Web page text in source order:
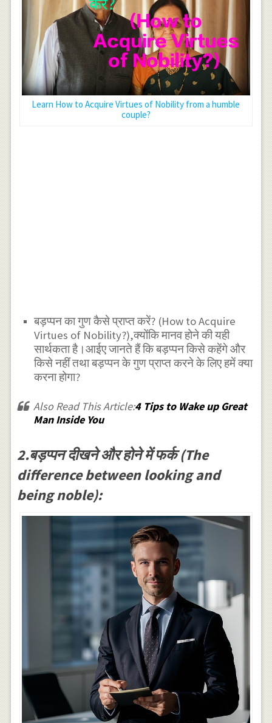
Learn How to Acquire Virtues of Nobility from a humble
couple?
बड़प्पन का गुण कैसे प्राप्त करें? (How to Acquire
Virtues of Nobility?),क्योंकि मानव होने की यही
सार्थकता है।आईए जानते हैं कि बड़प्पन किसे कहेंगे और
किसे नहीं तथा बड़प्पन के गुण प्राप्त करने के लिए हमें क्या
करना होगा?
Also Read This Article:4 Tips to Wake up Great
Man Inside You
2.बड़प्पन दीखने और होने में फर्क (The
difference between looking and
being noble):